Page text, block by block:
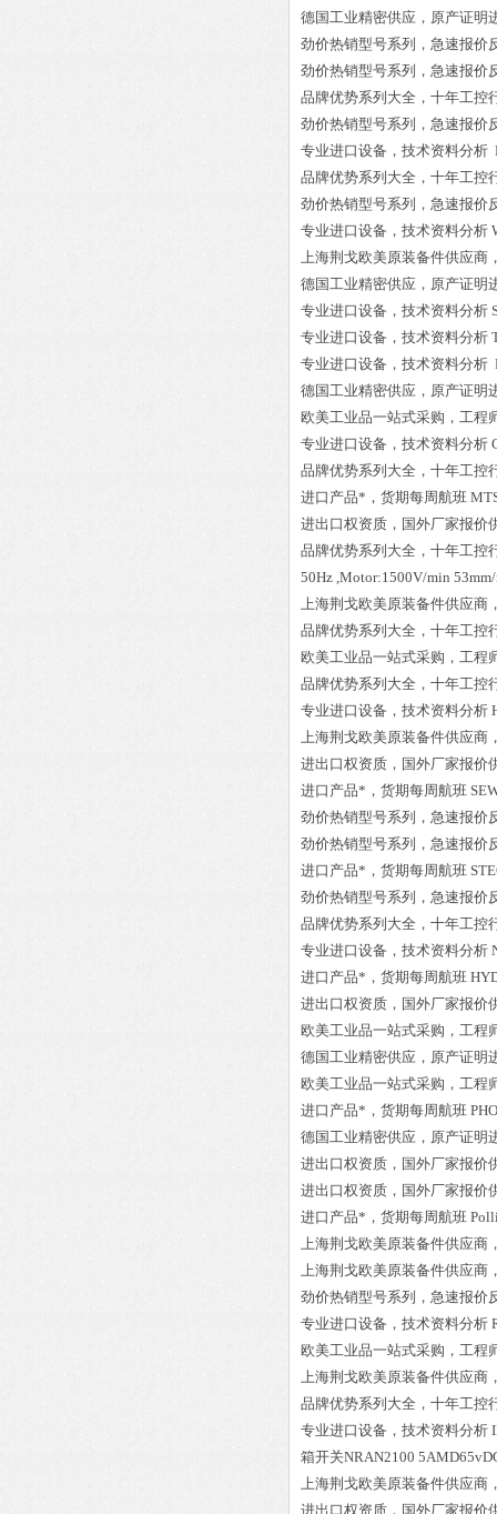
德国工业精密供应，原产证明
劲价热销型号系列，急速报价
劲价热销型号系列，急速报价
品牌优势系列大全，十年工控
劲价热销型号系列，急速报价
专业进口设备，技术资料分析
品牌优势系列大全，十年工控
劲价热销型号系列，急速报价
专业进口设备，技术资料分析
上海荆戈欧美原装备件供应商
德国工业精密供应，原产证明
专业进口设备，技术资料分析
专业进口设备，技术资料分析
专业进口设备，技术资料分析
德国工业精密供应，原产证明
欧美工业品一站式采购，工程
专业进口设备，技术资料分析
品牌优势系列大全，十年工控
进口产品*，货期每周航班
进出口权资质，国外厂家报价
品牌优势系列大全，十年工控
50Hz ,Motor:1500V/min
上海荆戈欧美原装备件供应商
品牌优势系列大全，十年工控
欧美工业品一站式采购，工程
品牌优势系列大全，十年工控
专业进口设备，技术资料分析
上海荆戈欧美原装备件供应商
进出口权资质，国外厂家报价
进口产品*，货期每周航班
劲价热销型号系列，急速报价
劲价热销型号系列，急速报价
进口产品*，货期每周航班
劲价热销型号系列，急速报价
品牌优势系列大全，十年工控
专业进口设备，技术资料分析
进口产品*，货期每周航班
进出口权资质，国外厂家报价
欧美工业品一站式采购，工程
德国工业精密供应，原产证明
欧美工业品一站式采购，工程
进口产品*，货期每周航班
德国工业精密供应，原产证明
进出口权资质，国外厂家报价
进出口权资质，国外厂家报价
进口产品*，货期每周航班
上海荆戈欧美原装备件供应商
上海荆戈欧美原装备件供应商
劲价热销型号系列，急速报价
专业进口设备，技术资料分析
欧美工业品一站式采购，工程
上海荆戈欧美原装备件供应商
品牌优势系列大全，十年工控
专业进口设备，技术资料分析
箱开关NRAN2100
上海荆戈欧美原装备件供应商
进出口权资质，国外厂家报价